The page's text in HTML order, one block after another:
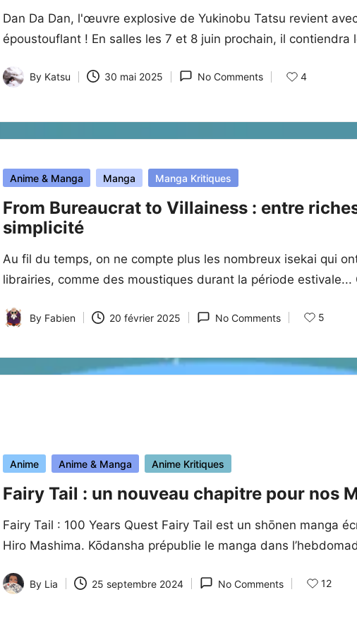
Dan Da Dan, l'œuvre explosive de Yukinobu Tatsu revient
époustouflant ! En salles les 7 et 8 juin prochain, il contiendra
Posted
By Katsu 30 mai 2025 No Comments 4
Posted
Anime & Manga Manga Manga Kritiques
From Bureaucrat to Villainess : entre
simplicité
Au fil du temps, on ne compte plus les nombreux isekai qui
librairies, comme des moustiques durant la période estivale...
Posted
By Fabien 20 février 2025 No Comments 5
Posted
Anime Anime & Manga Anime Kritiques
Fairy Tail : un nouveau chapitre pour nos
Fairy Tail : 100 Years Quest Fairy Tail est un shōnen manga
Hiro Mashima. Kōdansha prépublie le manga dans
Posted
By Lia 25 septembre 2024 No Comments 12